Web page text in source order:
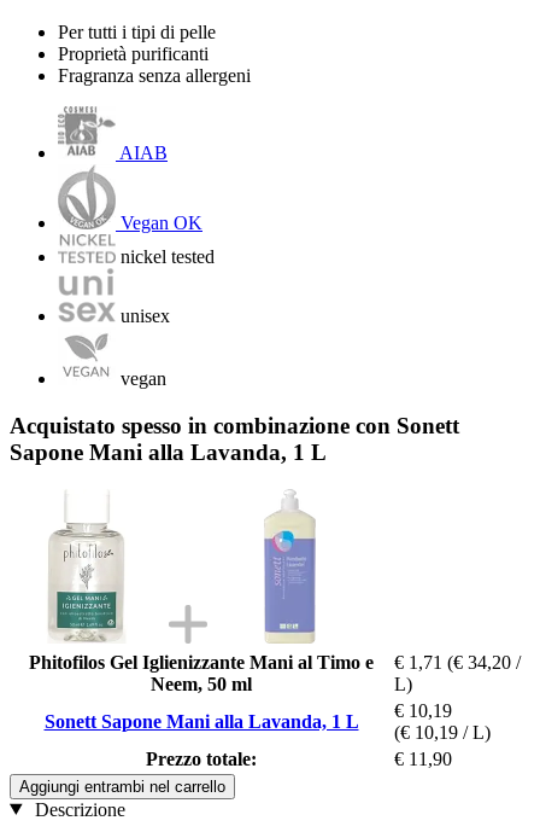
Per tutti i tipi di pelle
Proprietà purificanti
Fragranza senza allergeni
AIAB
Vegan OK
nickel tested
unisex
vegan
Acquistato spesso in combinazione con Sonett
Sapone Mani alla Lavanda, 1 L
Phitofilos Gel Iglienizzante Mani al Timo e
Neem, 50 ml
€ 1,71 (€ 34,20 /
L)
Sonett Sapone Mani alla Lavanda, 1 L
€ 10,19
(€ 10,19 / L)
Prezzo totale:
€ 11,90
Aggiungi entrambi nel carrello
Descrizione